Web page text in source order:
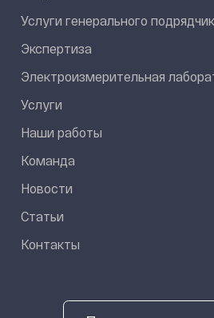
Услуги генерального
Экспертиза
Электроизмерительная
Услуги
Наши работы
Команда
Новости
Статьи
Контакты